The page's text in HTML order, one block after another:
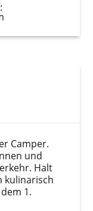
Camper.
und
Halt
kulinarisch
1.